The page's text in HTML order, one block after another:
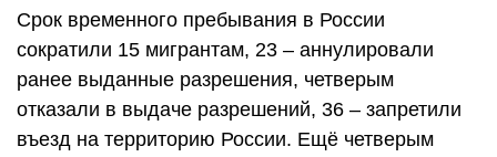
Срок временного пребывания в России
сократили 15 мигрантам, 23 – аннулировали
ранее выданные разрешения, четверым
отказали в выдаче разрешений, 36 – запретили
въезд на территорию России. Ещё четверым